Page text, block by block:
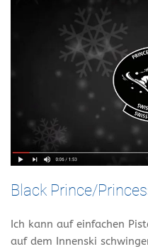
Black Prince/
Ich kann auf einfachen
auf dem Innenski